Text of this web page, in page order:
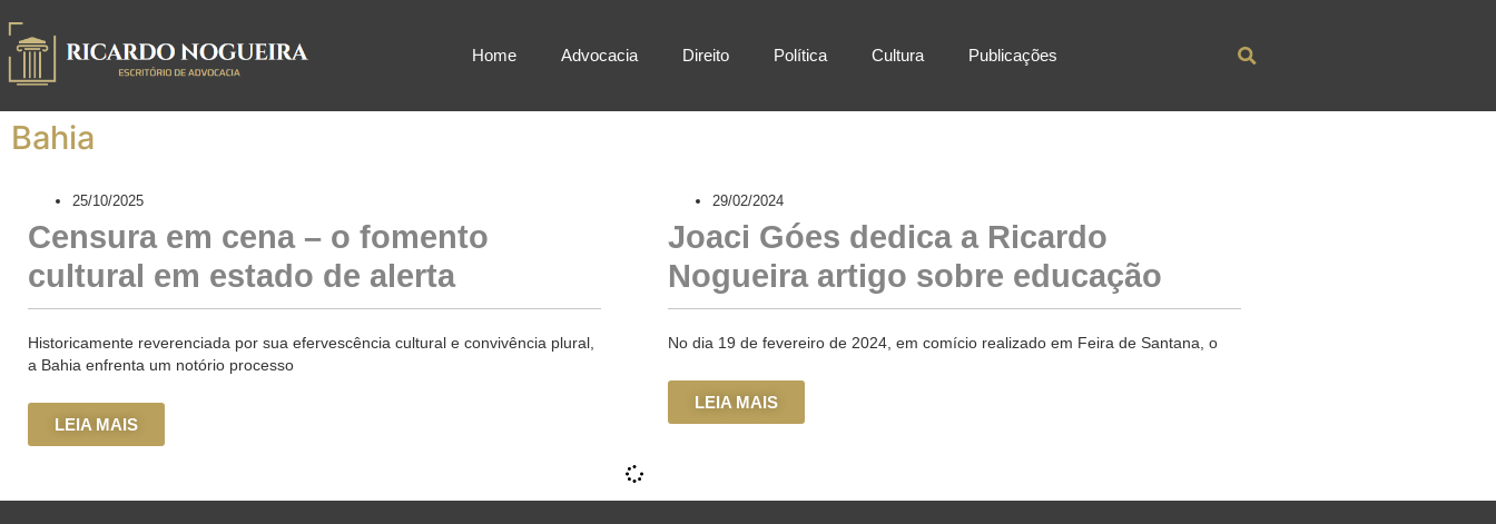
Home Advocacia Direito Política Cultura Publicações
Bahia
25/10/2025
Censura em cena – o fomento
cultural em estado de alerta
Historicamente reverenciada por sua efervescência cultural e convivência plural,
a Bahia enfrenta um notório processo
LEIA MAIS
29/02/2024
Joaci Góes dedica a Ricardo
Nogueira artigo sobre educação
No dia 19 de fevereiro de 2024, em comício realizado em Feira de Santana, o
LEIA MAIS